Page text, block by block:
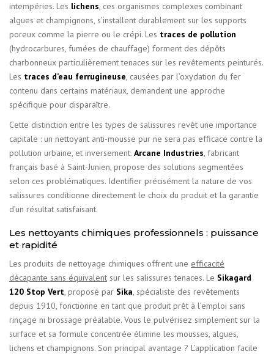
intempéries. Les lichens, ces organismes complexes combinant
algues et champignons, s’installent durablement sur les supports
poreux comme la pierre ou le crépi. Les traces de pollution
(hydrocarbures, fumées de chauffage) forment des dépôts
charbonneux particulièrement tenaces sur les revêtements peinturés.
Les traces d’eau ferrugineuse, causées par l’oxydation du fer
contenu dans certains matériaux, demandent une approche
spécifique pour disparaître.
Cette distinction entre les types de salissures revêt une importance
capitale : un nettoyant anti-mousse pur ne sera pas efficace contre la
pollution urbaine, et inversement. Arcane Industries, fabricant
français basé à Saint-Junien, propose des solutions segmentées
selon ces problématiques. Identifier précisément la nature de vos
salissures conditionne directement le choix du produit et la garantie
d’un résultat satisfaisant.
Les nettoyants chimiques professionnels : puissance
et rapidité
Les produits de nettoyage chimiques offrent une efficacité
décapante sans équivalent sur les salissures tenaces. Le Sikagard
120 Stop Vert, proposé par Sika, spécialiste des revêtements
depuis 1910, fonctionne en tant que produit prêt à l’emploi sans
rinçage ni brossage préalable. Vous le pulvérisez simplement sur la
surface et sa formule concentrée élimine les mousses, algues,
lichens et champignons. Son principal avantage ? L’application facile